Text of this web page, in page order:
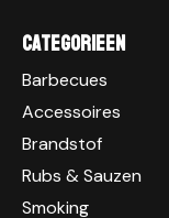
Categorieen
Barbecues
Accessoires
Brandstof
Rubs & Sauzen
Smoking